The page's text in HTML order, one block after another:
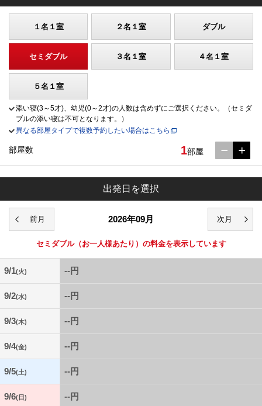
１名１室 ２名１室 ダブル
セミダブル ３名１室 ４名１室
５名１室
添い寝(3～5才)、幼児(0～2才)の人数は含めずにご選択ください。（セミダ
ブルの添い寝は不可となります。）
異なる部屋タイプで複数予約したい場合はこちら
部屋数 1部屋
出発日を選択
2026年09月
セミダブル（お一人様あたり）の料金を表示しています
9/1(火) --円
9/2(水) --円
9/3(木) --円
9/4(金) --円
9/5(土) --円
9/6(日) --円